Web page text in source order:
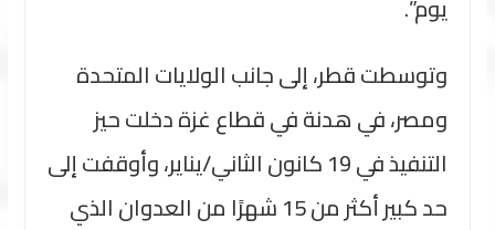
يوم”.
وتوسطت قطر، إلى جانب الولايات المتحدة
ومصر، في هدنة في قطاع غزة دخلت حيز
التنفيذ في 19 كانون الثاني/يناير، وأوقفت إلى
حد كبير أكثر من 15 شهرًا من العدوان الذي